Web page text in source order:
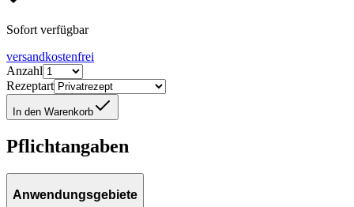
Sofort verfügbar
versandkostenfrei
Anzahl
Rezeptart
In den Warenkorb
Pflichtangaben
Anwendungsgebiete